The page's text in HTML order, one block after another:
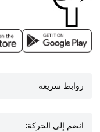
روابط سريعة
انضم إلى الحركة: